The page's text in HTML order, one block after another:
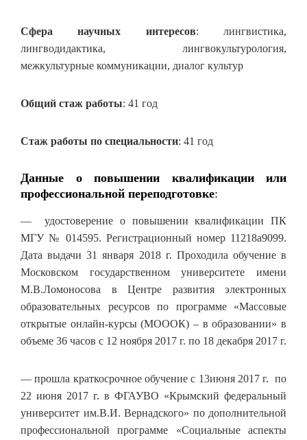
Сфера научных интересов: лингвистика,
лингводидактика, лингвокультурология,
межкультурные коммуникации, диалог культур
Общий стаж работы: 41 год
Стаж работы по специальности: 41 год
Данные о повышении квалификации или
профессиональной переподготовке:
— удостоверение о повышении квалификации ПК
МГУ № 014595. Регистрационный номер 11218а9099.
Дата выдачи 31 января 2018 г. Проходила обучение в
Московском государственном университете имени
М.В.Ломоносова в Центре развития электронных
образовательных ресурсов по программе «Массовые
открытые онлайн-курсы (МОООК) – в образовании» в
объеме 36 часов с 12 ноября 2017 г. по 18 декабря 2017 г.
— прошла краткосрочное обучение с 13июня 2017 г. по
22 июня 2017 г. в ФГАУВО «Крымский федеральный
университет им.В.И. Вернадского» по дополнительной
профессиональной программе «Социальные аспекты